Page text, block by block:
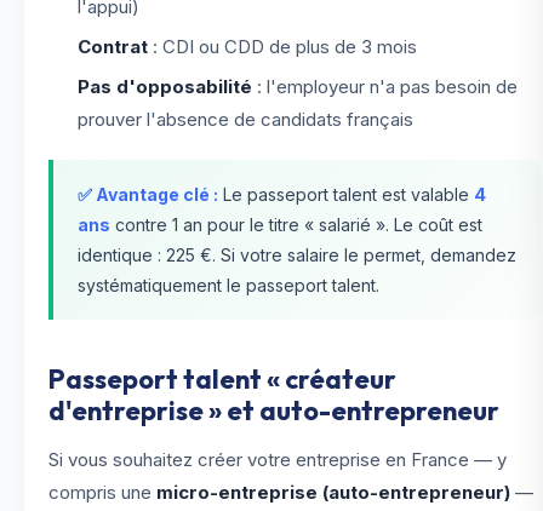
l'appui)
Contrat : CDI ou CDD de plus de 3 mois
Pas d'opposabilité : l'employeur n'a pas besoin de
prouver l'absence de candidats français
✅ Avantage clé : Le passeport talent est valable 4
ans contre 1 an pour le titre « salarié ». Le coût est
identique : 225 €. Si votre salaire le permet, demandez
systématiquement le passeport talent.
Passeport talent « créateur
d'entreprise » et auto-entrepreneur
Si vous souhaitez créer votre entreprise en France — y
compris une micro-entreprise (auto-entrepreneur) —